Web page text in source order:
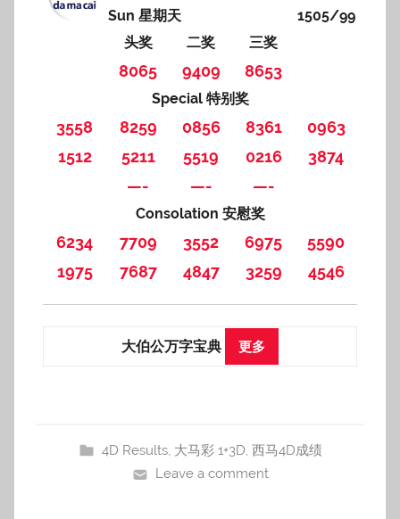
Sun 星期天
1505/99
头奖
二奖 三奖
8065 9409 8653
Special 特别奖
3558 8259 0856 8361
0963
1512
5211 5519 0216
3874
—-
—- —-
Consolation 安慰奖
6234 7709 3552 6975
5590
1975
7687 4847 3259 4546
大伯公万字宝典 更多
4D Results, 大马彩 1+3D,西马4D成绩
Leave a comment